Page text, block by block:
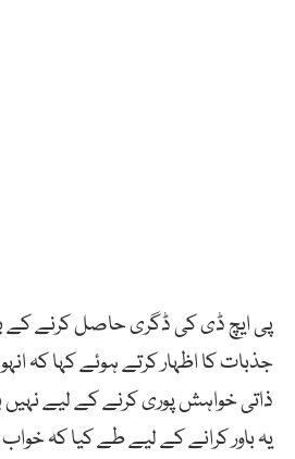
پی ایچ ڈی کی ڈگری حاصل کرنے کے
جذبات کا اظہار کرتے ہوئے کہا کہ
ذاتی خواہش پوری کرنے کے لیے نہیں
یہ باور کرانے کے لیے طے کیا کہ